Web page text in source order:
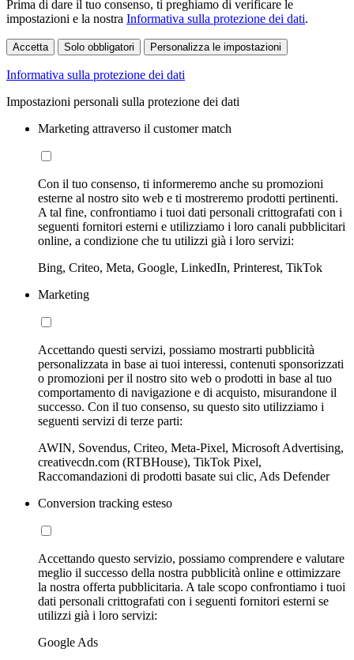
Prima di dare il tuo consenso, ti preghiamo di verificare le
impostazioni e la nostra Informativa sulla protezione dei dati.
Accetta Solo obbligatori Personalizza le impostazioni
Informativa sulla protezione dei dati
Impostazioni personali sulla protezione dei dati
Marketing attraverso il customer match
Con il tuo consenso, ti informeremo anche su promozioni
esterne al nostro sito web e ti mostreremo prodotti pertinenti.
A tal fine, confrontiamo i tuoi dati personali crittografati con i
seguenti fornitori esterni e utilizziamo i loro canali pubblicitari
online, a condizione che tu utilizzi già i loro servizi:
Bing, Criteo, Meta, Google, LinkedIn, Printerest, TikTok
Marketing
Accettando questi servizi, possiamo mostrarti pubblicità
personalizzata in base ai tuoi interessi, contenuti sponsorizzati
o promozioni per il nostro sito web o prodotti in base al tuo
comportamento di navigazione e di acquisto, misurandone il
successo. Con il tuo consenso, su questo sito utilizziamo i
seguenti servizi di terze parti:
AWIN, Sovendus, Criteo, Meta-Pixel, Microsoft Advertising,
creativecdn.com (RTBHouse), TikTok Pixel,
Raccomandazioni di prodotti basate sui clic, Ads Defender
Conversion tracking esteso
Accettando questo servizio, possiamo comprendere e valutare
meglio il successo della nostra pubblicità online e ottimizzare
la nostra offerta pubblicitaria. A tale scopo confrontiamo i tuoi
dati personali crittografati con i seguenti fornitori esterni se
utilizzi già i loro servizi:
Google Ads